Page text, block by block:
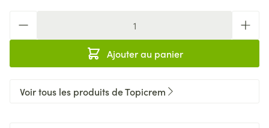
Ajouter au panier
Voir tous les produits de Topicrem